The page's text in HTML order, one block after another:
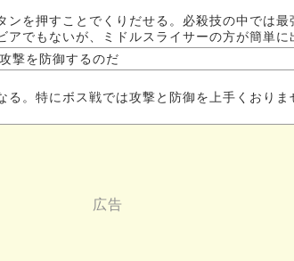
ンを押すことでくりだせる。必殺技の中では
でもないが、ミドルスライサーの方が簡単に
撃を防御するのだ
。特にボス戦では攻撃と防御を上手くおりま